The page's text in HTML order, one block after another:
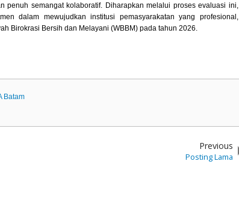
penuh semangat kolaboratif. Diharapkan melalui proses evaluasi ini,
dalam mewujudkan institusi pemasyarakatan yang profesional,
Birokrasi Bersih dan Melayani (WBBM) pada tahun 2026.
Batam
Previous
Posting Lama